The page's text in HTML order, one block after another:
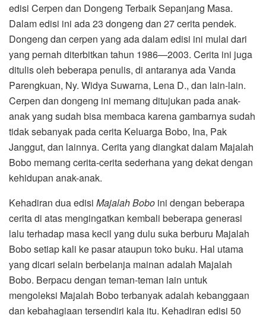
edisi Cerpen dan Dongeng Terbaik Sepanjang Masa.
Dalam edisi ini ada 23 dongeng dan 27 cerita pendek.
Dongeng dan cerpen yang ada dalam edisi ini mulai dari
yang pernah diterbitkan tahun 1986—2003. Cerita ini juga
ditulis oleh beberapa penulis, di antaranya ada Vanda
Parengkuan, Ny. Widya Suwarna, Lena D., dan lain-lain.
Cerpen dan dongeng ini memang ditujukan pada anak-
anak yang sudah bisa membaca karena gambarnya sudah
tidak sebanyak pada cerita Keluarga Bobo, Ina, Pak
Janggut, dan lainnya. Cerita yang diangkat dalam Majalah
Bobo memang cerita-cerita sederhana yang dekat dengan
kehidupan anak-anak.
Kehadiran dua edisi Majalah Bobo ini dengan beberapa
cerita di atas mengingatkan kembali beberapa generasi
lalu terhadap masa kecil yang dulu suka berburu Majalah
Bobo setiap kali ke pasar ataupun toko buku. Hal utama
yang dicari selain berbelanja mainan adalah Majalah
Bobo. Berpacu dengan teman-teman lain untuk
mengoleksi Majalah Bobo terbanyak adalah kebanggaan
dan kebahagiaan tersendiri kala itu. Kehadiran edisi 50